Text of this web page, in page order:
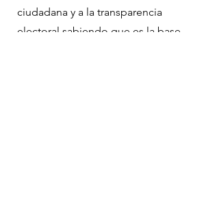
ciudadana y a la transparencia
electoral sabiendo que es la base